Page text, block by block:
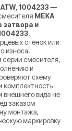
1004233 —
MEKA
затвора и
.
стенок или
износа.
серии смесителя,
и
схему
комплектность
внешнего вида не
заказом
монтажа,
маркировку